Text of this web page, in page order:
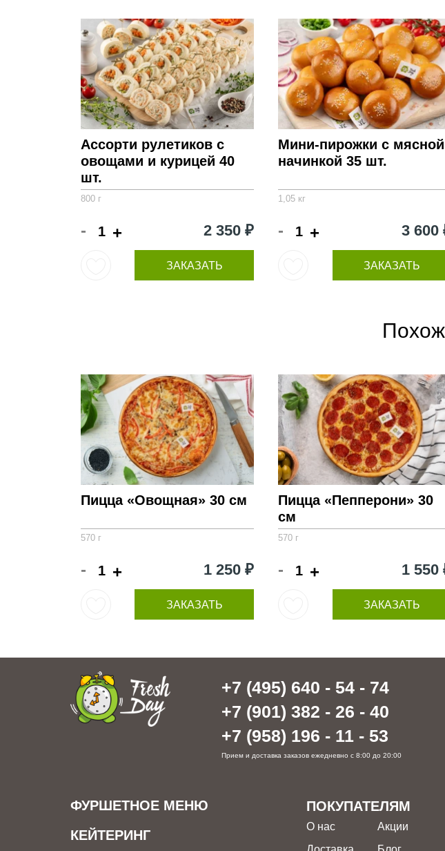
Ассорти рулетиков с
овощами и курицей 40
шт.
800 г
- + 2 350 ₽
ЗАКАЗАТЬ
Мини-пирожки с мясной
начинкой 35 шт.
1,05 кг
- + 3 600
ЗАКАЗАТЬ
Пицца «Овощная» 30 см
570 г
- + 1 250 ₽
ЗАКАЗАТЬ
Пицца «Пепперони» 30
см
570 г
- + 1 550
ЗАКАЗАТЬ
+7 (495) 640 - 54 - 74
+7 (901) 382 - 26 - 40
+7 (958) 196 - 11 - 53
Прием и доставка заказов ежедневно с 8:00 до 20:00
ФУРШЕТНОЕ МЕНЮ
КЕЙТЕРИНГ
ПОКУПАТЕЛЯМ
О нас
Акции